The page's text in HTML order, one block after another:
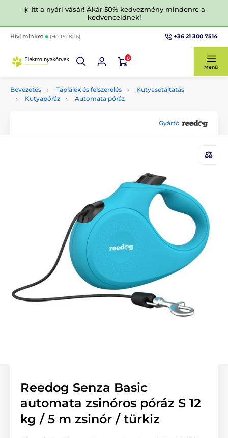
☀️ Itt a nyári vásár! Akár 50% kedvezmény mindenre a
kedvenceidnek!
Hívj minket (Hé-Pé 8-16) +36 21 300 7514
0
Menü
Bevezetés Táplálék és felszerelés
Kutyasétáltatás
Kutyapóráz
Automata póráz
Gyártó
Reedog Senza Basic
automata zsinóros póráz S 12
kg / 5 m zsinór / türkiz